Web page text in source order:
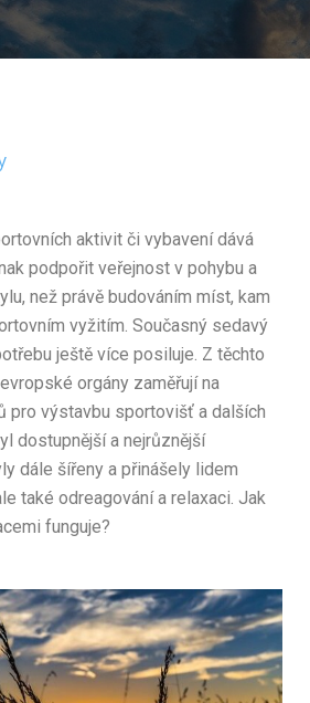
aktivit či vybavení dává
podpořit veřejnost v pohybu a
než právě budováním míst, kam
vyžitím. Současný sedavý
ještě více posiluje. Z těchto
orgány zaměřují na
pro výstavbu sportovišť a dalších
dostupnější a nejrůznější
dále šířeny a přinášely lidem
také odreagování a relaxaci. Jak
funguje?